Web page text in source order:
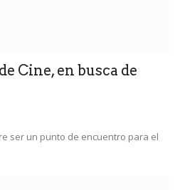
Cine, en busca de
ser un punto de encuentro para el